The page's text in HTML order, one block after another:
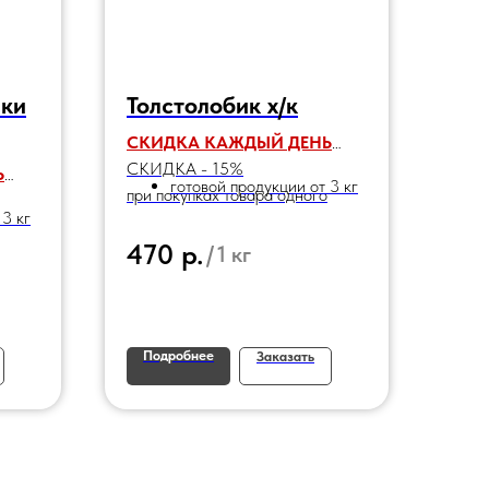
кг
Толстолобик х/к
СКИДКА КАЖДЫЙ ДЕНЬ
СКИДКА - 15%
при покупках товара одного
готовой продукции от 3 кг
470 р. /1 кг
Подробнее Заказать